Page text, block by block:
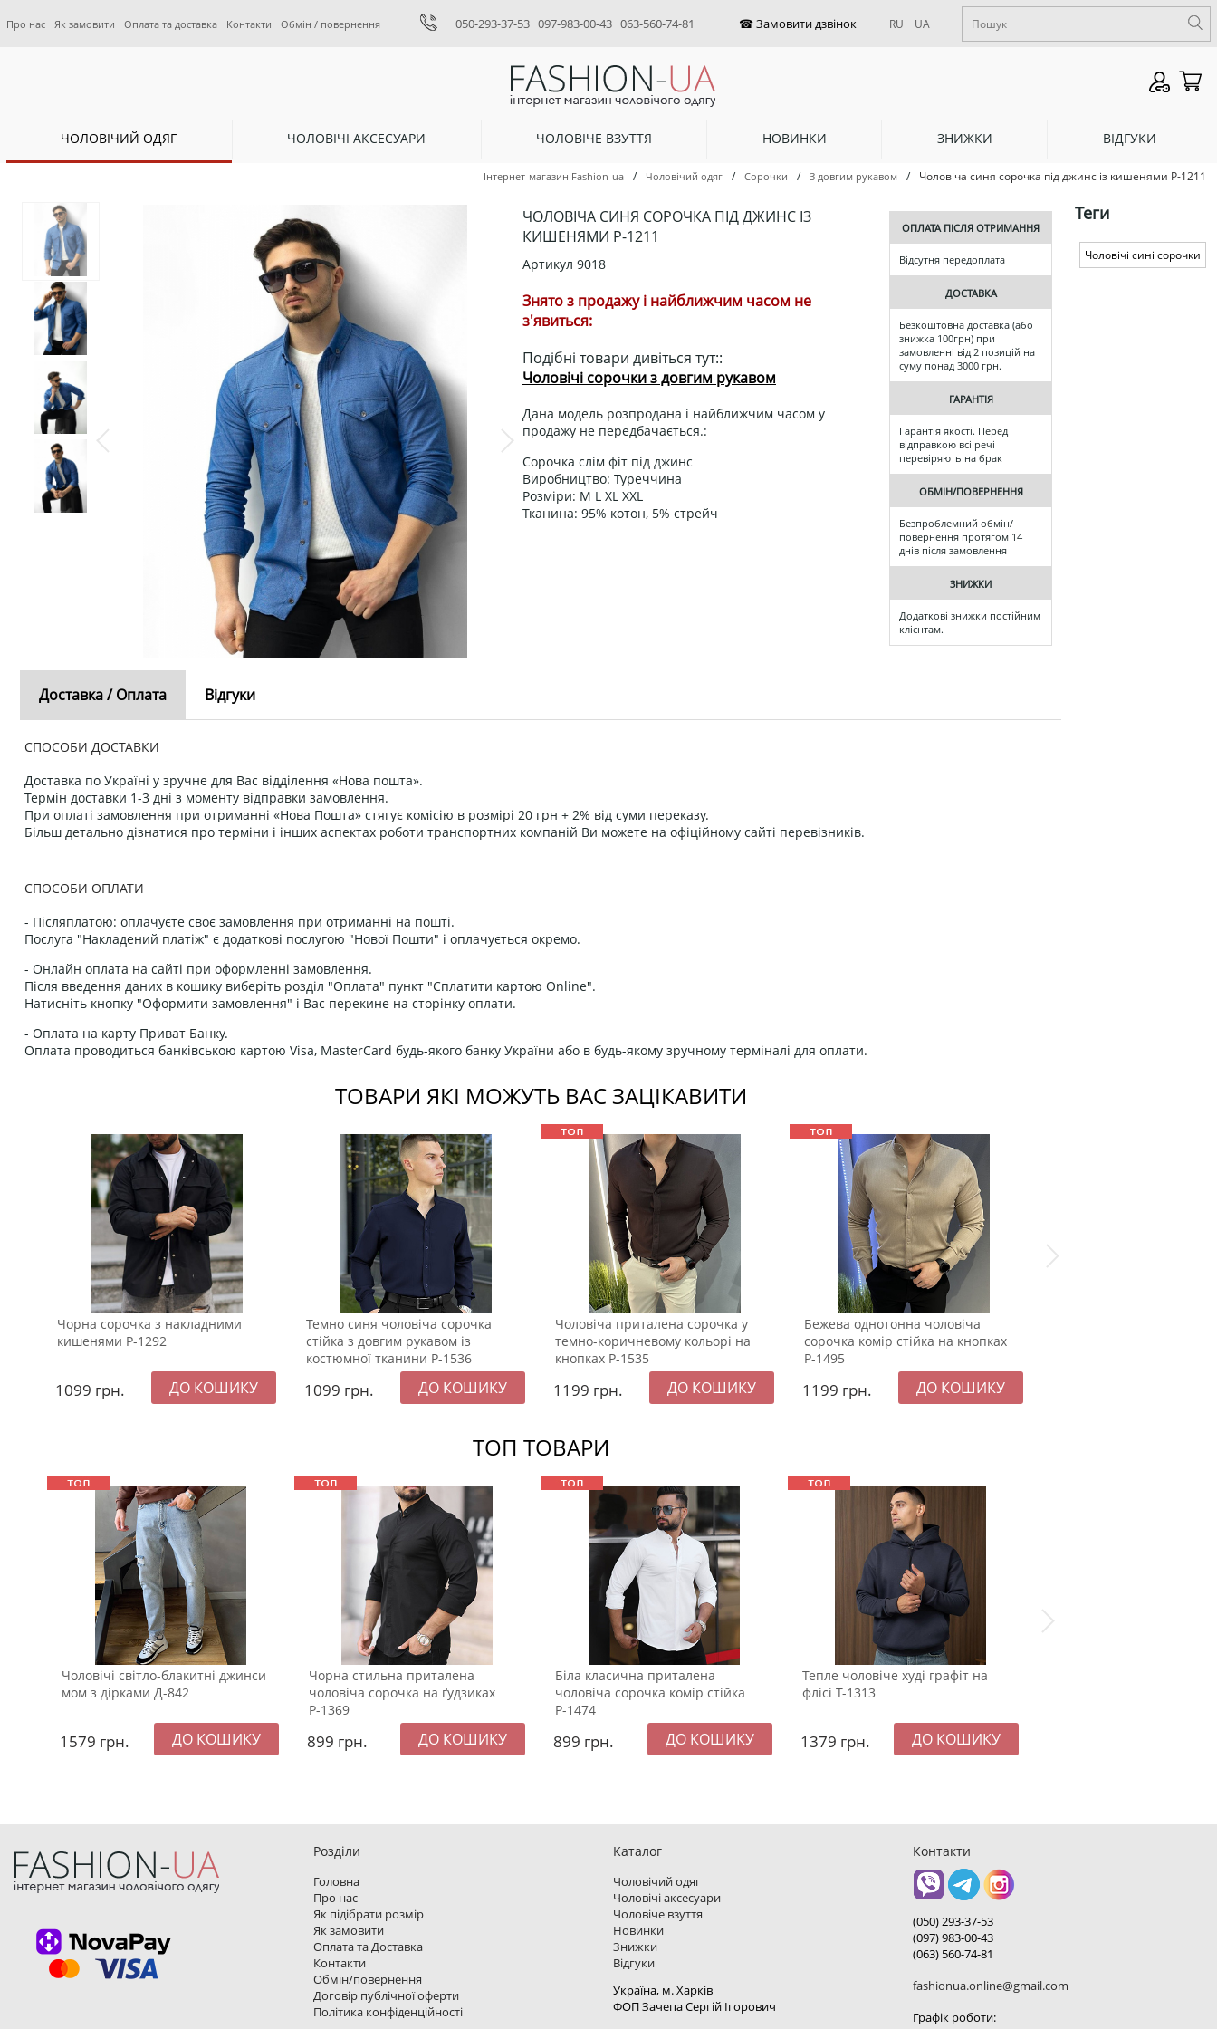
Про нас Як замовити Оплата та доставка Контакти Обмін / повернення 050-293-37-53 097-983-00-43 063-560-74-81 RU UA
ЧОЛОВІЧИЙ ОДЯГ ЧОЛОВІЧІ АКСЕСУАРИ ЧОЛОВІЧЕ ВЗУТТЯ НОВИНКИ ЗНИЖКИ ВІДГУКИ
Інтернет-магазин Fashion-ua / Чоловічий одяг / Сорочки / З довгим рукавом / Чоловіча синя сорочка під джинс із кишенями Р-1211
ЧОЛОВІЧА СИНЯ СОРОЧКА ПІД ДЖИНС ІЗ
КИШЕНЯМИ Р-1211
Артикул 9018
Знято з продажу і найближчим часом не
з'явиться:
Подібні товари дивіться тут::
Чоловічі сорочки з довгим рукавом
Дана модель розпродана і найближчим часом у
продажу не передбачається.:
Сорочка слім фіт під джинс
Виробництво: Туреччина
Розміри: М L XL XXL
Тканина: 95% котон, 5% стрейч
ОПЛАТА ПІСЛЯ ОТРИМАННЯ
Відсутня передоплата
ДОСТАВКА
Безкоштовна доставка (або
знижка 100грн) при
замовленні від 2 позицій на
суму понад 3000 грн.
ГАРАНТІЯ
Гарантія якості. Перед
відправкою всі речі
перевіряють на брак
ОБМІН/ПОВЕРНЕННЯ
Безпроблемний обмін/
повернення протягом 14
днів після замовлення
ЗНИЖКИ
Додаткові знижки постійним
клієнтам.
Доставка / Оплата Відгуки
СПОСОБИ ДОСТАВКИ
Доставка по Україні у зручне для Вас відділення «Нова пошта».
Термін доставки 1-3 дні з моменту відправки замовлення.
При оплаті замовлення при отриманні «Нова Пошта» стягує комісію в розмірі 20 грн + 2% від суми переказу.
Більш детально дізнатися про терміни і інших аспектах роботи транспортних компаній Ви можете на офіційному сайті перевізників.
СПОСОБИ ОПЛАТИ
- Післяплатою: оплачуєте своє замовлення при отриманні на пошті.
Послуга "Накладений платіж" є додаткові послугою "Нової Пошти" і оплачується окремо.
- Онлайн оплата на сайті при оформленні замовлення.
Після введення даних в кошику виберіть розділ "Оплата" пункт "Сплатити картою Online".
Натисніть кнопку "Оформити замовлення" і Вас перекине на сторінку оплати.
- Оплата на карту Приват Банку.
Оплата проводиться банківською картою Visa, MasterCard будь-якого банку України або в будь-якому зручному терміналі для оплати.
ТОВАРИ ЯКІ МОЖУТЬ ВАС ЗАЦІКАВИТИ
Чорна сорочка з накладними
кишенями Р-1292
1099 грн.
Темно синя чоловіча сорочка
стійка з довгим рукавом із
костюмної тканини Р-1536
1099 грн.
Чоловіча приталена сорочка у
темно-коричневому кольорі на
кнопках Р-1535
1199 грн.
Бежева однотонна чоловіча
сорочка комір стійка на кнопках
Р-1495
1199 грн.
ТОП ТОВАРИ
Чоловічі світло-блакитні джинси
мом з дірками Д-842
1579 грн.
Чорна стильна приталена
чоловіча сорочка на ґудзиках
Р-1369
899 грн.
Біла класична приталена
чоловіча сорочка комір стійка
Р-1474
899 грн.
Тепле чоловіче худі графіт на
флісі Т-1313
1379 грн.
Теги
Чоловічі сині сорочки
Розділи
Головна
Про нас
Як підібрати розмір
Як замовити
Оплата та Доставка
Контакти
Обмін/повернення
Договір публічної оферти
Політика конфіденційності
Каталог
Чоловічий одяг
Чоловічі аксесуари
Чоловіче взуття
Новинки
Знижки
Відгуки
Україна, м. Харкiв
ФОП Зачепа Сергій Ігорович
Контакти
(050) 293-37-53
(097) 983-00-43
(063) 560-74-81
fashionua.online@gmail.com
Графік роботи: